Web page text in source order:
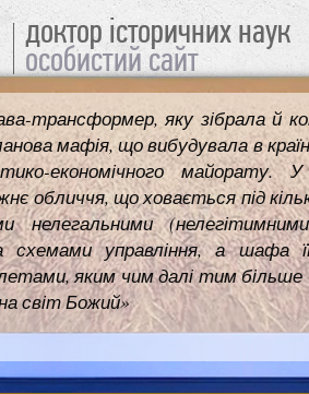
доктор історичних наук
особистий сайт
трансформер, яку зібрала й
мафія, що вибудувала в
економічного майорату.
обличчя, що ховається під
нелегальними
схемами управління, а шафа
яким чим далі тим більше
світ Божий»